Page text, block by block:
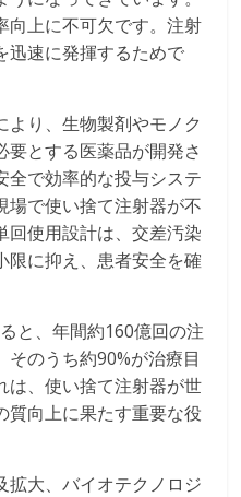
向上に不可欠です。注射
迅速に発揮するためで
り、生物製剤やモノク
要とする医薬品が開発さ
全で効率的な投与システ
場で使い捨て注射器が不
回使用設計は、交差汚染
限に抑え、患者安全を確
と、年間約160億回の注
のうち約90%が治療目
は、使い捨て注射器が世
質向上に果たす重要な役
拡大、バイオテクノロジ